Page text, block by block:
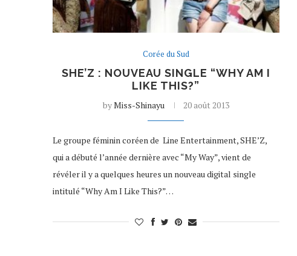
Corée du Sud
SHE’Z : NOUVEAU SINGLE “WHY AM I
LIKE THIS?”
byMiss-Shinayu 20 août 2013
Le groupe féminin coréen de Line Entertainment, SHE’Z,
qui a débuté l’année dernière avec “My Way”, vient de
révéler il y a quelques heures un nouveau digital single
intitulé “Why Am I Like This?”…